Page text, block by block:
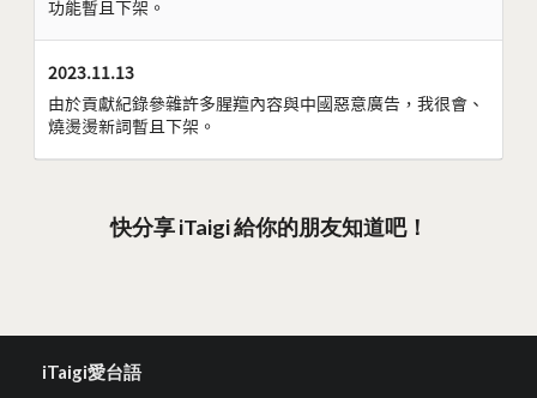
功能暫且下架。
2023.11.13
由於貢獻紀錄參雜許多腥羶內容與中國惡意廣告，我很會、
燒燙燙新詞暫且下架。
快分享 iTaigi 給你的朋友知道吧！
iTaigi愛台語